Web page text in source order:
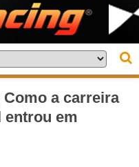
Como a carreira
entrou em